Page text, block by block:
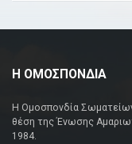
Η ΟΜΟΣΠΟΝΔΙΑ
Η Ομοσπονδία
θέση της Ένωσης
1984.